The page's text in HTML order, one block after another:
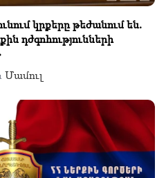
կրքերը թեժանում են.
դժգոհությունների
Մամուլ